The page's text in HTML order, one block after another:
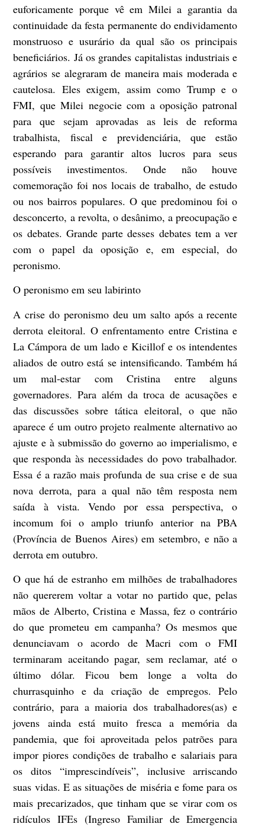
euforicamente porque vê em Milei a garantia da
continuidade da festa permanente do endividamento
monstruoso e usurário da qual são os principais
beneficiários. Já os grandes capitalistas industriais e
agrários se alegraram de maneira mais moderada e
cautelosa. Eles exigem, assim como Trump e o
FMI, que Milei negocie com a oposição patronal
para que sejam aprovadas as leis de reforma
trabalhista, fiscal e previdenciária, que estão
esperando para garantir altos lucros para seus
possíveis investimentos. Onde não houve
comemoração foi nos locais de trabalho, de estudo
ou nos bairros populares. O que predominou foi o
desconcerto, a revolta, o desânimo, a preocupação e
os debates. Grande parte desses debates tem a ver
com o papel da oposição e, em especial, do
peronismo.
O peronismo em seu labirinto
A crise do peronismo deu um salto após a recente
derrota eleitoral. O enfrentamento entre Cristina e
La Cámpora de um lado e Kicillof e os intendentes
aliados de outro está se intensificando. Também há
um mal-estar com Cristina entre alguns
governadores. Para além da troca de acusações e
das discussões sobre tática eleitoral, o que não
aparece é um outro projeto realmente alternativo ao
ajuste e à submissão do governo ao imperialismo, e
que responda às necessidades do povo trabalhador.
Essa é a razão mais profunda de sua crise e de sua
nova derrota, para a qual não têm resposta nem
saída à vista. Vendo por essa perspectiva, o
incomum foi o amplo triunfo anterior na PBA
(Província de Buenos Aires) em setembro, e não a
derrota em outubro.
O que há de estranho em milhões de trabalhadores
não quererem voltar a votar no partido que, pelas
mãos de Alberto, Cristina e Massa, fez o contrário
do que prometeu em campanha? Os mesmos que
denunciavam o acordo de Macri com o FMI
terminaram aceitando pagar, sem reclamar, até o
último dólar. Ficou bem longe a volta do
churrasquinho e da criação de empregos. Pelo
contrário, para a maioria dos trabalhadores(as) e
jovens ainda está muito fresca a memória da
pandemia, que foi aproveitada pelos patrões para
impor piores condições de trabalho e salariais para
os ditos “imprescindíveis”, inclusive arriscando
suas vidas. E as situações de miséria e fome para os
mais precarizados, que tinham que se virar com os
ridículos IFEs (Ingreso Familiar de Emergencia